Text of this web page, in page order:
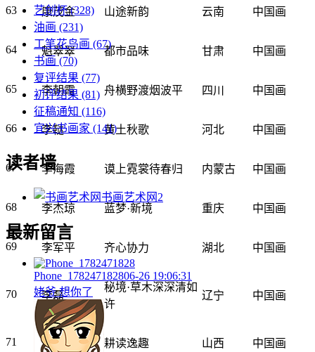
63 康茂金 山途新韵 云南 中国画
64 魁翠翠 都市品味 甘肃 中国画
65 李朝霞 舟横野渡烟波平 四川 中国画
66 李鞑 黄土秋歌 河北 中国画
67 李海霞 谟上霓裳待春归 内蒙古 中国画
68 李杰琼 蓝梦·新境 重庆 中国画
69 李军平 齐心协力 湖北 中国画
70 李磊
秘境·草木深深清如
许
辽宁 中国画
71 李玲 耕读逸趣 山西 中国画
艺创杯(328)
油画 (231)
工笔花鸟画 (67)
书画 (70)
复评结果 (77)
初评结果 (81)
征稿通知 (116)
宜兴书画家 (141)
读者墙
书画艺术网 2
最新留言
Phone_178247182806-26 19:06:31
姥爷 想你了